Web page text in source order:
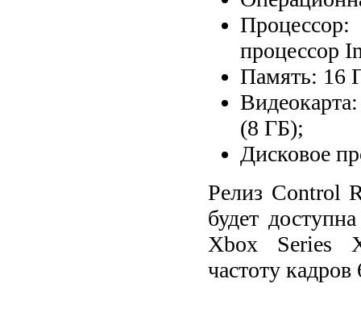
процессор
Память: 16
(8 ГБ);
Дисковое
Релиз Control
будет
Xbox Series
частоту